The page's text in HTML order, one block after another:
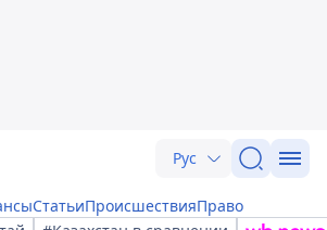
Рус
СтатьиПроисшествияПраво